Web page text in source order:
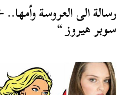
رسالة الى العروسة
سوبر هيروز “